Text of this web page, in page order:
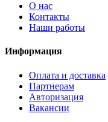
О нас
Контакты
Наши работы
Информация
Оплата и доставка
Партнерам
Авторизация
Вакансии